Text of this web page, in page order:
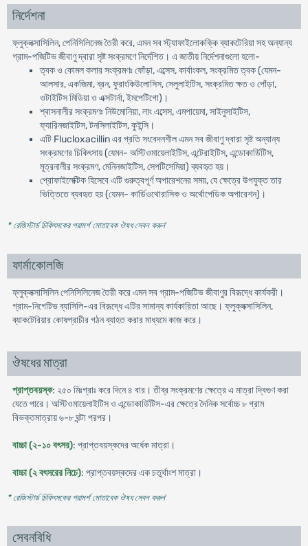
নির্দেশনা
ফ্লুক্লক্সাসিলিন, পেনিসিলিনেজ তৈরী করে, এমন সব স্ট্যাফাইলোকক্কি ব্যাকটেরিয়া সহ অন্যান্য
গ্রাম-পজিটিভ জীবাণু দ্বারা সৃষ্ট সংক্রমণে নির্দেশিত। এ জাতীয় নির্দেশনাগুলো হলো-
ত্বক ও কোমল কলার সংক্রমণঃ ফোঁড়া, এব্সেস, কার্বাংকল, সংক্রমিত ত্বক (যেমন-
আলসার, একজিমা, ব্রন, ফুরাংকিউলোসিস, সেলুলাইটিস, সংক্রমিত ক্ষত ও পোঁড়া,
ওটাইটিস মিডিয়া ও এক্সটার্না, ইমপেটিগো)।
শ্বাসনালীর সংক্রমণঃ নিউমোনিয়া, লাং এব্সেস, এমপায়েমা, সাইনুসাইটিস,
ফ্যারিনজাইটিস, টনসিলাইটিস, কুইন্সি।
এটি Flucloxacillin এর প্রতি সংবেদনশীল এমন সব জীবাণু দ্বারা সৃষ্ট অন্যান্য
সংক্রমণের চিকিৎসায় (যেমন- অস্টিওমায়েলাইটিস, এন্টেরাইটিস, এন্ডোকার্ডিটিস,
মূত্রনালীর সংক্রমণ, মেনিনজাইটিস, সেপটিসেমিয়া) ব্যবহৃত হয়।
প্রোফাইলেক্টিক হিসেবে এটি গুরুত্বপূর্ণ অপারেশনের সময়, যে ক্ষেত্রে উপযুক্ত তার
ভিত্তিতে ব্যবহৃত হয় (যেমন- কার্ডিওথোরাসিক ও অর্থোপেডিক অপারেশন)।
* রেজিস্টার্ড চিকিৎসকের পরামর্শ মোতাবেক ঔষধ সেবন করুন'
ফার্মাকোলজি
ফ্লুক্লক্সাসিলিন পেনিসিলিনেজ তৈরী করে এমন সব গ্রাম-পজিটিভ জীবাণুর বিরূদ্ধে কার্যকরী।
গ্রাম-নিগেটিভ ব্যাসিলি-এর বিরূদ্ধে এটির সামান্য কার্যকারিতা আছে। ফ্লুক্লক্সাসিলিন,
ব্যাকটেরিয়ার কোষপ্রাচীর গঠন ব্যাহত করার মাধ্যমে কাজ করে।
ঔষধের মাত্রা
প্রাপ্তবয়স্ক: ২৫০ মিঃগ্রাঃ করে দিনে ৪ বার। তীব্র সংক্রমণের ক্ষেত্রে এ মাত্রা দ্বিগুণ করা
যেতে পারে। অস্টিওমায়েলাইটিস ও এন্ডোকার্ডিটিস-এর ক্ষেত্রে দৈনিক সর্বোচ্চ ৮ গ্রাম
বিভক্তমাত্রায় ৬-৮ ঘন্টা পরপর।
বাচ্চা (২-১০ বৎসর): প্রাপ্তবয়স্কদের অর্ধেক মাত্রা।
বাচ্চা (২ বৎসরের নিচে): প্রাপ্তবয়স্কদের এক চতুর্থাংশ মাত্রা।
* রেজিস্টার্ড চিকিৎসকের পরামর্শ মোতাবেক ঔষধ সেবন করুন'
সেবনবিধি